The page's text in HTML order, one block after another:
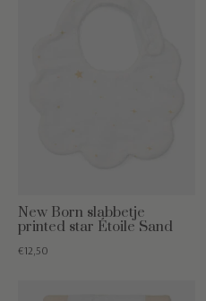
New Born slabbetje
printed star Étoile Sand
€12,50